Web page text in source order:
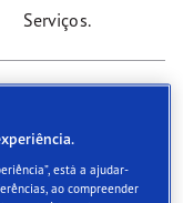
Serviços.
está a ajudar-
ao compreender